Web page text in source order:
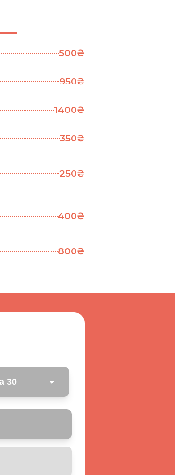
500₴
950₴
1400₴
350₴
250₴
400₴
800₴